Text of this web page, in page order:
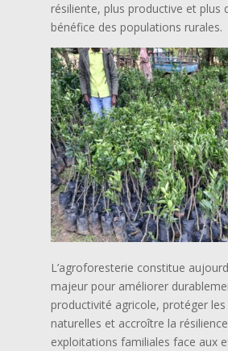
résiliente, plus productive et plus
bénéfice des populations rurales.
L’agroforesterie constitue
majeur pour améliorer
productivité agricole, protéger
naturelles et accroître la
exploitations familiales face aux